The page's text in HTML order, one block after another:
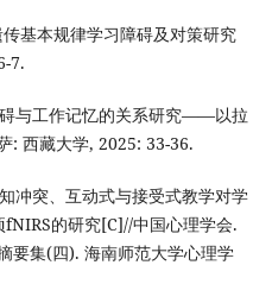
基本规律学习障碍及对策研究
7.
与工作记忆的关系研究——以拉
: 西藏大学, 2025: 33-36.
冲突、互动式与接受式教学对学
的研究[C]//中国心理学会.
要集(四). 海南师范大学心理学